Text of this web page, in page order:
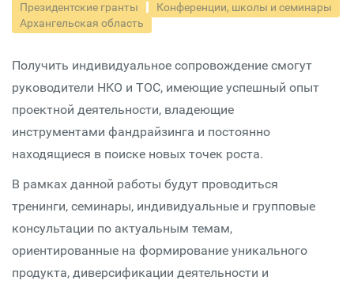
Президентские гранты
Конференции, школы и семинары
Архангельская область
Получить индивидуальное сопровождение смогут
руководители НКО и ТОС, имеющие успешный опыт
проектной деятельности, владеющие
инструментами фандрайзинга и постоянно
находящиеся в поиске новых точек роста.
В рамках данной работы будут проводиться
тренинги, семинары, индивидуальные и групповые
консультации по актуальным темам,
ориентированные на формирование уникального
продукта, диверсификации деятельности и